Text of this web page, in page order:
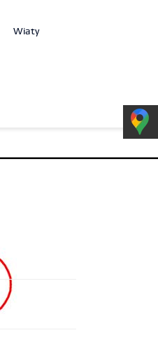
Wiaty